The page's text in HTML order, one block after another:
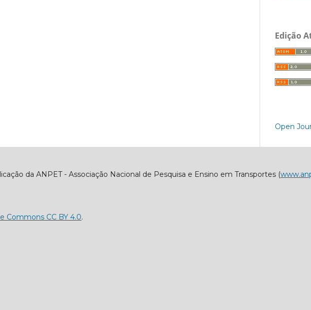
Edição
Open
da ANPET - Associação Nacional de Pesquisa e Ensino em Transportes (
Commons CC BY 4.0.